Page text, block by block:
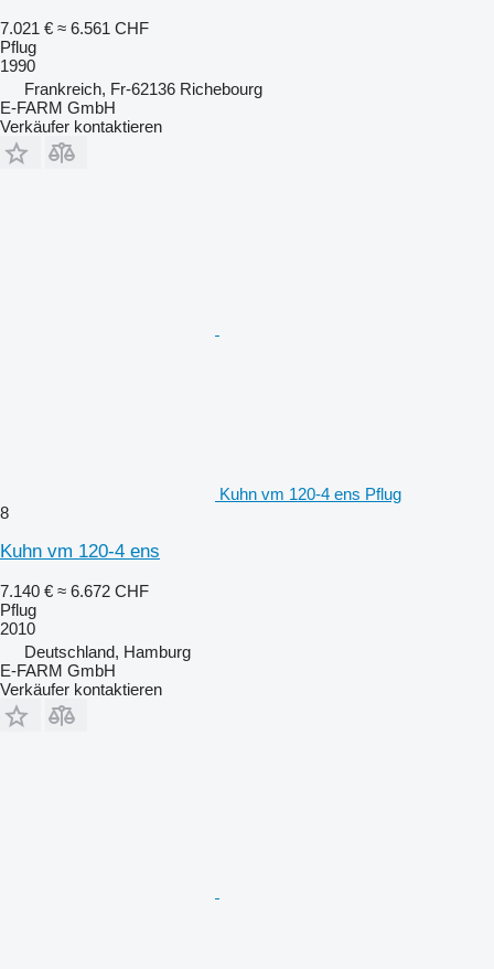
7.021 € ≈ 6.561 CHF
Pflug
1990
Frankreich, Fr-62136 Richebourg
E-FARM GmbH
Verkäufer kontaktieren
Kuhn vm 120-4 ens Pflug
8
Kuhn vm 120-4 ens
7.140 € ≈ 6.672 CHF
Pflug
2010
Deutschland, Hamburg
E-FARM GmbH
Verkäufer kontaktieren